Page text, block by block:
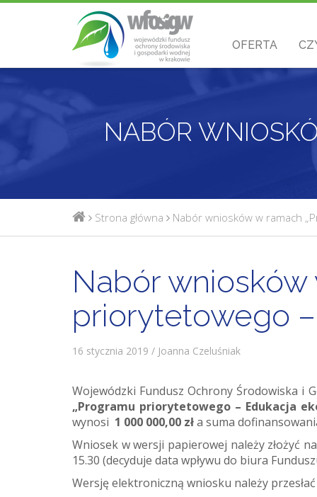
OFERTA
Strona główna Nabór wniosków w ramach
Nabór wniosków
priorytetowego
16 stycznia 2019 / Joanna Czeluśniak
Wojewódzki Fundusz Ochrony Środowiska i
„Programu priorytetowego – Edukacja
wynosi 1 000 000,00 zła suma
Wniosek w wersji papierowej należy złożyć
15.30 (decyduje data wpływu do biura
Wersję elektroniczną wniosku należy